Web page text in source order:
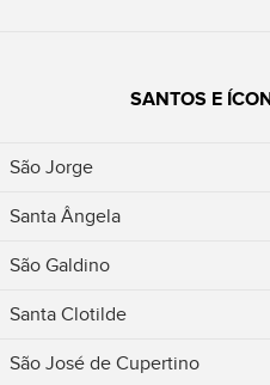
SANTOS E
São Jorge
Santa Ângela
São Galdino
Santa Clotilde
São José de Cupertino